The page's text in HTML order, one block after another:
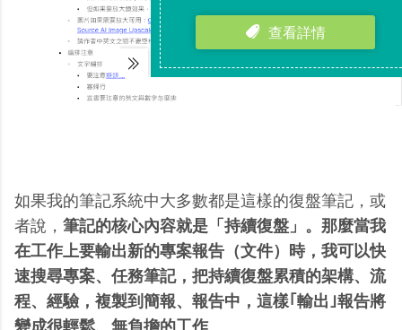
如果我的筆記系統中大多數都是這樣的復盤筆記，或
者說， 筆記的核心內容就是「持續復盤」。那麼當我
在工作上要輸出新的專案報告（文件）時，我可以快
速搜尋專案、任務筆記，把持續復盤累積的架構、流
程、經驗，複製到簡報、報告中，這樣｢輸出｣報告將
變成很輕鬆、無負擔的工作